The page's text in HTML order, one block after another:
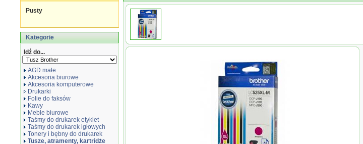
Pusty
Kategorie
Idź do...
AGD małe
Akcesoria biurowe
Akcesoria komputerowe
Drukarki
Folie do faksów
Kawy
Meble biurowe
Taśmy do drukarek etykiet
Taśmy do drukarek igłowych
Tonery i bębny do drukarek
Tusze, atramenty, kartridże